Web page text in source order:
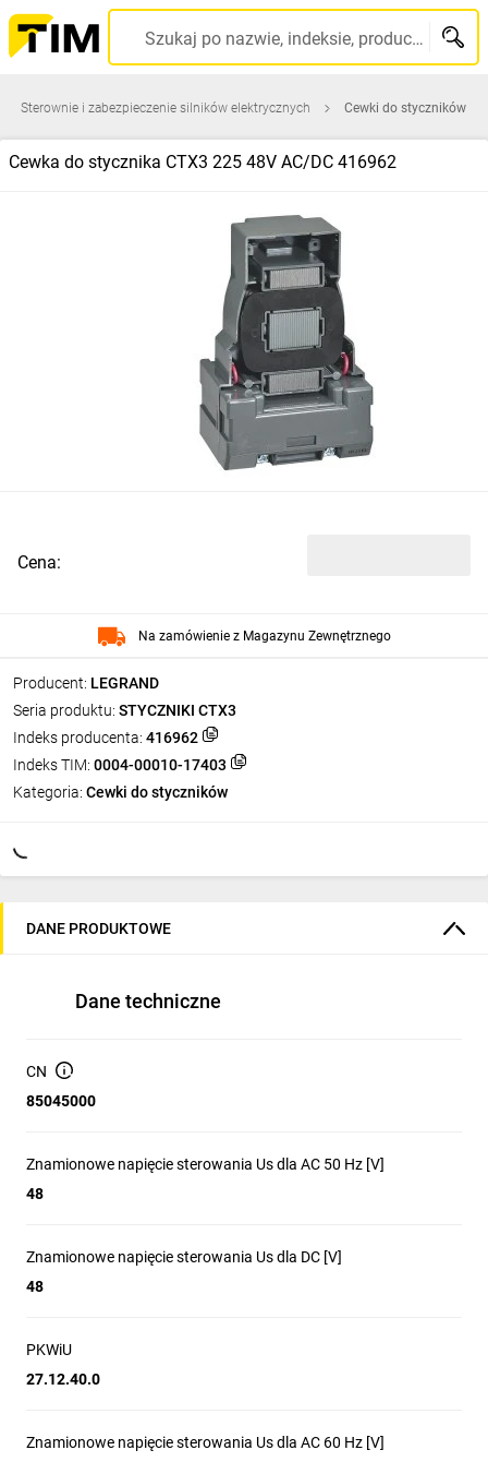
Szukaj po nazwie, indeksie, producencie, kodzie kreskowym...
Sterownie i zabezpieczenie silników elektrycznych Cewki do styczników
Cewka do stycznika CTX3 225 48V AC/DC 416962
Producent: LEGRAND
Seria produktu: STYCZNIKI CTX3
Indeks producenta: 416962
Indeks TIM: 0004-00010-17403
Kategoria: Cewki do styczników
Cena:
Na zamówienie z Magazynu Zewnętrznego
DANE PRODUKTOWE
Dane techniczne
CN
85045000
Znamionowe napięcie sterowania Us dla AC 50 Hz [V]
48
Znamionowe napięcie sterowania Us dla DC [V]
48
PKWiU
27.12.40.0
Znamionowe napięcie sterowania Us dla AC 60 Hz [V]